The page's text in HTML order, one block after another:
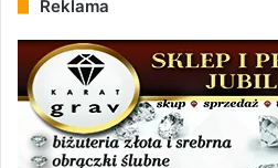
Reklama